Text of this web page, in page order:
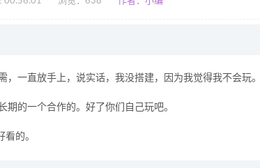
，一直放手上，说实话，我没搭建，因为我觉得我不会玩。
的一个合作的。好了你们自己玩吧。
看的。